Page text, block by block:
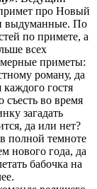
про Новый
выдуманные. По
по примете, а
всех
приметы:
роману, да
гостя
во время
загадать
да или нет?
полной темноте
нового года, да
бабочка на